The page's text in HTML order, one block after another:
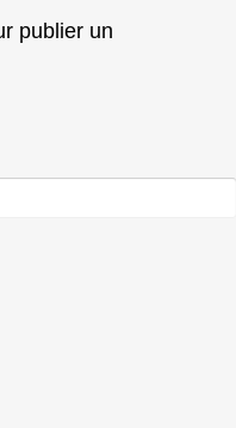
publier un